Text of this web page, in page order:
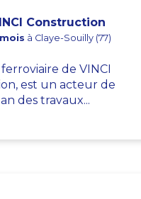
Construction
à Claye-Souilly (77)
de VINCI
est un acteur de
des travaux...